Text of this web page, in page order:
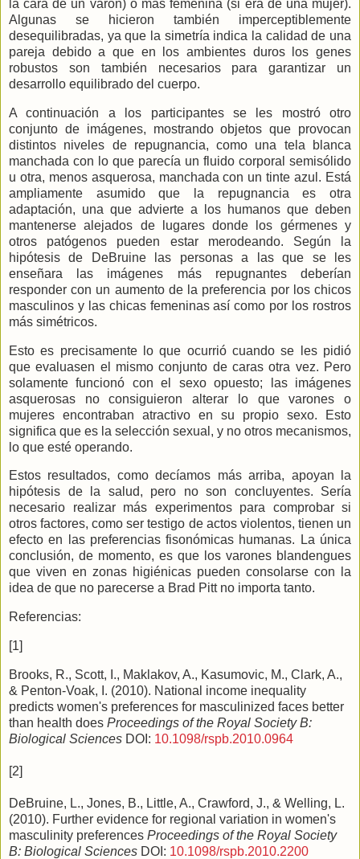
la cara de un varón) o más femenina (si era de una mujer).
Algunas se hicieron también imperceptiblemente
desequilibradas, ya que la simetría indica la calidad de una
pareja debido a que en los ambientes duros los genes
robustos son también necesarios para garantizar un
desarrollo equilibrado del cuerpo.
A continuación a los participantes se les mostró otro
conjunto de imágenes, mostrando objetos que provocan
distintos niveles de repugnancia, como una tela blanca
manchada con lo que parecía un fluido corporal semisólido
u otra, menos asquerosa, manchada con un tinte azul. Está
ampliamente asumido que la repugnancia es otra
adaptación, una que advierte a los humanos que deben
mantenerse alejados de lugares donde los gérmenes y
otros patógenos pueden estar merodeando. Según la
hipótesis de DeBruine las personas a las que se les
enseñara las imágenes más repugnantes deberían
responder con un aumento de la preferencia por los chicos
masculinos y las chicas femeninas así como por los rostros
más simétricos.
Esto es precisamente lo que ocurrió cuando se les pidió
que evaluasen el mismo conjunto de caras otra vez. Pero
solamente funcionó con el sexo opuesto; las imágenes
asquerosas no consiguieron alterar lo que varones o
mujeres encontraban atractivo en su propio sexo. Esto
significa que es la selección sexual, y no otros mecanismos,
lo que esté operando.
Estos resultados, como decíamos más arriba, apoyan la
hipótesis de la salud, pero no son concluyentes. Sería
necesario realizar más experimentos para comprobar si
otros factores, como ser testigo de actos violentos, tienen un
efecto en las preferencias fisonómicas humanas. La única
conclusión, de momento, es que los varones blandengues
que viven en zonas higiénicas pueden consolarse con la
idea de que no parecerse a Brad Pitt no importa tanto.
Referencias:
[1]
Brooks, R., Scott, I., Maklakov, A., Kasumovic, M., Clark, A.,
& Penton-Voak, I. (2010). National income inequality
predicts women's preferences for masculinized faces better
than health does Proceedings of the Royal Society B:
Biological Sciences DOI: 10.1098/rspb.2010.0964
[2]
DeBruine, L., Jones, B., Little, A., Crawford, J., & Welling, L.
(2010). Further evidence for regional variation in women's
masculinity preferences Proceedings of the Royal Society
B: Biological Sciences DOI: 10.1098/rspb.2010.2200